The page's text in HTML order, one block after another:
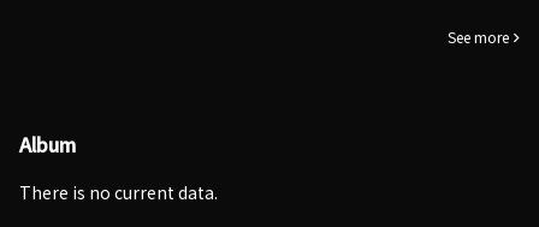
See more
Album
There is no current data.